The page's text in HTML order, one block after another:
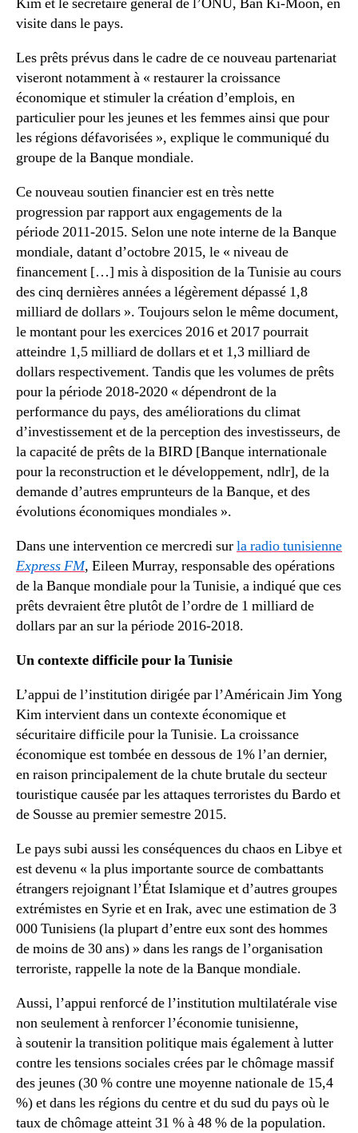
visite dans le pays.
Les prêts prévus dans le cadre de ce nouveau partenariat
viseront notamment à « restaurer la croissance
économique et stimuler la création d’emplois, en
particulier pour les jeunes et les femmes ainsi que pour
les régions défavorisées », explique le communiqué du
groupe de la Banque mondiale.
Ce nouveau soutien financier est en très nette
progression par rapport aux engagements de la
période 2011-2015. Selon une note interne de la Banque
mondiale, datant d’octobre 2015, le « niveau de
financement […] mis à disposition de la Tunisie au cours
des cinq dernières années a légèrement dépassé 1,8
milliard de dollars ». Toujours selon le même document,
le montant pour les exercices 2016 et 2017 pourrait
atteindre 1,5 milliard de dollars et et 1,3 milliard de
dollars respectivement. Tandis que les volumes de prêts
pour la période 2018-2020 « dépendront de la
performance du pays, des améliorations du climat
d’investissement et de la perception des investisseurs, de
la capacité de prêts de la BIRD [Banque internationale
pour la reconstruction et le développement, ndlr], de la
demande d’autres emprunteurs de la Banque, et des
évolutions économiques mondiales ».
Dans une intervention ce mercredi surla radio tunisienne
Express FM, Eileen Murray, responsable des opérations
de la Banque mondiale pour la Tunisie, a indiqué que ces
prêts devraient être plutôt de l’ordre de 1 milliard de
dollars par an sur la période 2016-2018.
Un contexte difficile pour la Tunisie
L’appui de l’institution dirigée par l’Américain Jim Yong
Kim intervient dans un contexte économique et
sécuritaire difficile pour la Tunisie. La croissance
économique est tombée en dessous de 1% l’an dernier,
en raison principalement de la chute brutale du secteur
touristique causée par les attaques terroristes du Bardo et
de Sousse au premier semestre 2015.
Le pays subi aussi les conséquences du chaos en Libye et
est devenu « la plus importante source de combattants
étrangers rejoignant l’État Islamique et d’autres groupes
extrémistes en Syrie et en Irak, avec une estimation de 3
000 Tunisiens (la plupart d’entre eux sont des hommes
de moins de 30 ans) » dans les rangs de l’organisation
terroriste, rappelle la note de la Banque mondiale.
Aussi, l’appui renforcé de l’institution multilatérale vise
non seulement à renforcer l’économie tunisienne,
à soutenir la transition politique mais également à lutter
contre les tensions sociales crées par le chômage massif
des jeunes (30 % contre une moyenne nationale de 15,4
%) et dans les régions du centre et du sud du pays où le
taux de chômage atteint 31 % à 48 % de la population.